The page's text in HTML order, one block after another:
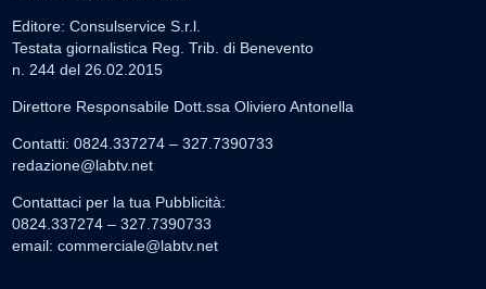
Editore: Consulservice S.r.l.
Testata giornalistica Reg. Trib. di Benevento
n. 244 del 26.02.2015
Direttore Responsabile Dott.ssa Oliviero Antonella
Contatti: 0824.337274 – 327.7390733
redazione@labtv.net
Contattaci per la tua Pubblicità:
0824.337274 – 327.7390733
email: commerciale@labtv.net